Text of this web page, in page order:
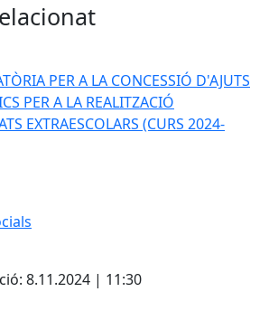
PER A LA CONCESSIÓ D'AJUTS
PER A LA REALITZACIÓ
EXTRAESCOLARS (CURS 2024-
8.11.2024 | 11:30